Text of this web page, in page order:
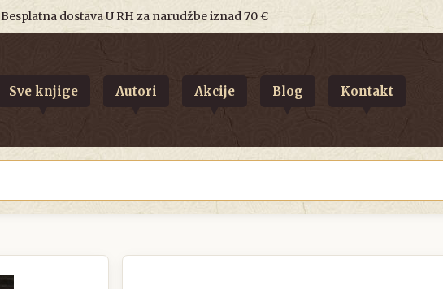
Besplatna dostava U RH za narudžbe iznad 70 €
Sve knjige Autori Akcije Blog Kontakt